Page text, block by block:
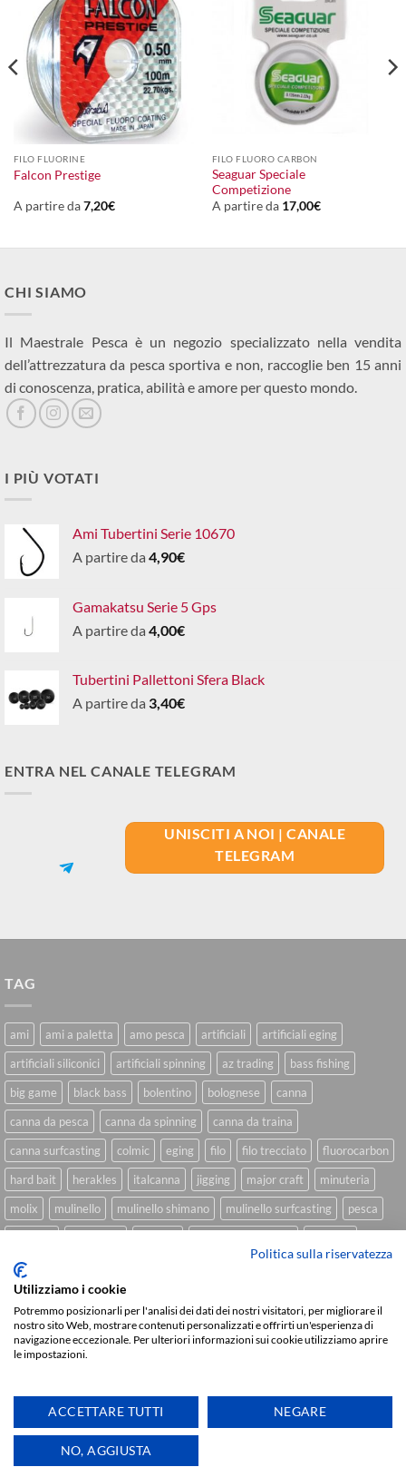
FILO FLUORINE
Falcon Prestige
A partire da7,20€
FILO FLUORO CARBON
Seaguar Speciale
Competizione
A partire da 17,00€
CHI SIAMO
Il Maestrale Pesca è un negozio specializzato nella vendita
dell’attrezzatura da pesca sportiva e non, raccoglie ben 15 anni
di conoscenza, pratica, abilità e amore per questo mondo.
I PIÙ VOTATI
Ami Tubertini Serie 10670
A partire da 4,90€
Gamakatsu Serie 5 Gps
A partire da 4,00€
Tubertini Pallettoni Sfera Black
A partire da 3,40€
ENTRA NEL CANALE TELEGRAM
UNISCITI A NOI | CANALE
TELEGRAM
TAG
ami ami a paletta amo pesca artificiali
artificiali eging
artificiali siliconici
artificiali spinning az trading
bass fishing
big game
black bass bolentino bolognese
canna
canna da pesca
canna da spinning
canna da traina
canna surfcasting
colmic eging filo filo trecciato
fluorocarbon
hard bait
herakles italcanna jigging major craft
minuteria
molix
mulinello mulinello shimano mulinello surfcasting
pesca
spinning inshore
Sviluppato daWe Blink Design
Delivery
Copyright 2026 © IlMaestralePesca.it
Politica sulla riservatezza
Utilizziamo i cookie
Potremmo posizionarli per l'analisi dei dati dei nostri visitatori, per migliorare il
nostro sito Web, mostrare contenuti personalizzati e offrirti un'esperienza di
navigazione eccezionale. Per ulteriori informazioni sui cookie utilizziamo aprire
le impostazioni.
ACCETTARE TUTTI NEGARE
NO, AGGIUSTA